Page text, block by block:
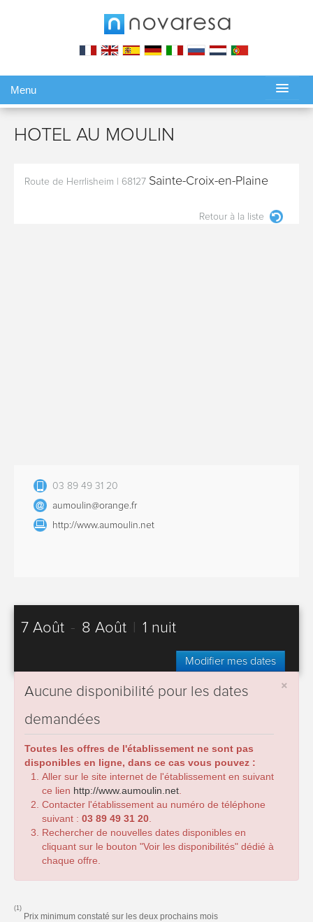
Menu
HOTEL AU MOULIN
Route de Herrlisheim 68127 Sainte-Croix-en-Plaine
Retour à la liste
03 89 49 31 20
aumoulin@orange.fr
http://www.aumoulin.net
7 Août - 8 Août 1 nuit
Modifier mes dates
×
Aucune disponibilité pour les dates
demandées
Toutes les offres de l'établissement ne sont pas
disponibles en ligne, dans ce cas vous pouvez :
Aller sur le site internet de l'établissement en suivant
ce lien http://www.aumoulin.net
Contacter l'établissement au numéro de téléphone
suivant : 03 89 49 31 20
Rechercher de nouvelles dates disponibles en
cliquant sur le bouton "Voir les disponibilités" dédié à
chaque offre.
(1)
Prix minimum constaté sur les deux prochains mois